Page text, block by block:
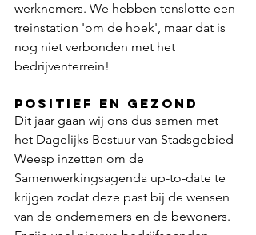
werknemers. We hebben tenslotte een
treinstation 'om de hoek', maar dat is
nog niet verbonden met het
bedrijventerrein!
Positief en gezond
Dit jaar gaan wij ons dus samen met
het Dagelijks Bestuur van Stadsgebied
Weesp inzetten om de
Samenwerkingsagenda up-to-date te
krijgen zodat deze past bij de wensen
van de ondernemers en de bewoners.